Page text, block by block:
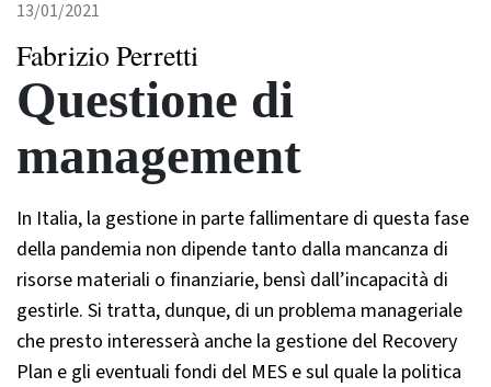
13/01/2021
Fabrizio Perretti
Questione di
management
In Italia, la gestione in parte fallimentare di questa fase
della pandemia non dipende tanto dalla mancanza di
risorse materiali o finanziarie, bensì dall’incapacità di
gestirle. Si tratta, dunque, di un problema manageriale
che presto interesserà anche la gestione del Recovery
Plan e gli eventuali fondi del MES e sul quale la politica